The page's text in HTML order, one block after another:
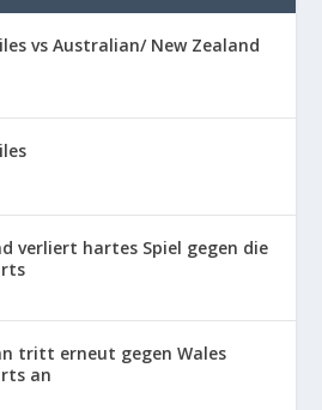
vs Australian/ New Zealand
verliert hartes Spiel gegen die
tritt erneut gegen Wales
an